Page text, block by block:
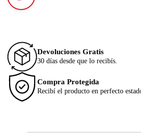
Devoluciones Gratis
30 días desde que lo recibís.
Compra Protegida
Recibí el producto en perfecto